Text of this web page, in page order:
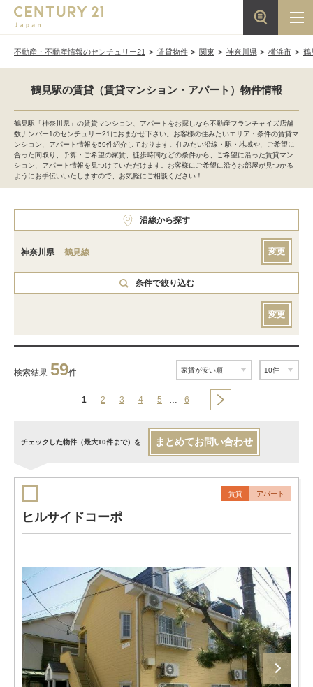
不動産・不動産情報のセンチュリー21 賃貸物件 関東 神奈川県 横浜市 鶴
鶴見駅の賃貸（賃貸マンション・アパート）物件情報
鶴見駅「神奈川県」の賃貸マンション、アパートをお探しなら不動産フランチャイズ店舗
数ナンバー1のセンチュリー21におまかせ下さい。お客様の住みたいエリア・条件の賃貸マ
ンション、アパート情報を59件紹介しております。住みたい沿線・駅・地域や、ご希望に
合った間取り、予算・ご希望の家賃、徒歩時間などの条件から、ご希望に沿った賃貸マン
ション、アパート情報を見つけていただけます。お客様にご希望に沿うお部屋が見つかる
ようにお手伝いいたしますので、お気軽にご相談ください！
沿線から探す
神奈川県 鶴見線 変更
条件で絞り込む
変更
検索結果 59件
1 2 3 4 5 … 6
チェックした物件（最大10件まで）を まとめてお問い合わせ
賃貸 アパート
ヒルサイドコーポ